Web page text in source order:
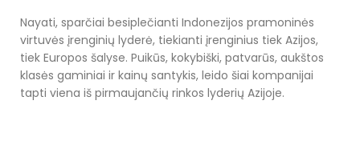
Nayati, sparčiai besiplečianti Indonezijos pramoninės
virtuvės įrenginių lyderė, tiekianti įrenginius tiek Azijos,
tiek Europos šalyse. Puikūs, kokybiški, patvarūs, aukštos
klasės gaminiai ir kainų santykis, leido šiai kompanijai
tapti viena iš pirmaujančių rinkos lyderių Azijoje.